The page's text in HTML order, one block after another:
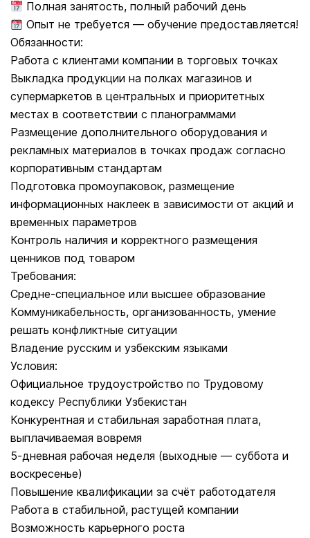
Полная занятость, полный рабочий день
Опыт не требуется — обучение предоставляется!
Обязанности:
Работа с клиентами компании в торговых точках
Выкладка продукции на полках магазинов и
супермаркетов в центральных и приоритетных
местах в соответствии с планограммами
Размещение дополнительного оборудования и
рекламных материалов в точках продаж согласно
корпоративным стандартам
Подготовка промоупаковок, размещение
информационных наклеек в зависимости от акций и
временных параметров
Контроль наличия и корректного размещения
ценников под товаром
Требования:
Средне-специальное или высшее образование
Коммуникабельность, организованность, умение
решать конфликтные ситуации
Владение русским и узбекским языками
Условия:
Официальное трудоустройство по Трудовому
кодексу Республики Узбекистан
Конкурентная и стабильная заработная плата,
выплачиваемая вовремя
5-дневная рабочая неделя (выходные — суббота и
воскресенье)
Повышение квалификации за счёт работодателя
Работа в стабильной, растущей компании
Возможность карьерного роста